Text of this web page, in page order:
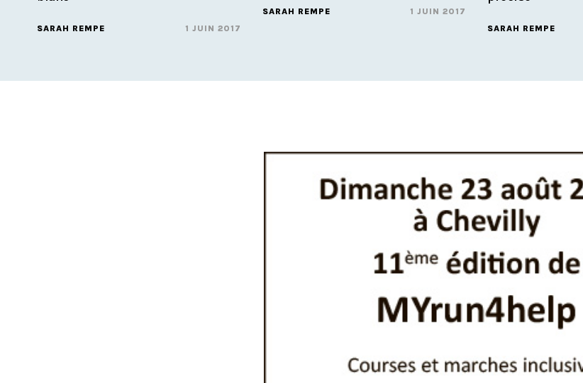
SARAH REMPE 1 JUIN 2017
SARAH REMPE 1 JUIN 2017
SARAH REMPE